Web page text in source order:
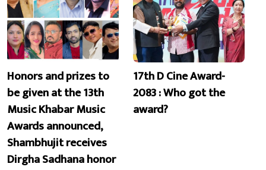
Honors and prizes to
be given at the 13th
Music Khabar Music
Awards announced,
Shambhujit receives
Dirgha Sadhana honor
17th D Cine Award-
2083 : Who got the
award?